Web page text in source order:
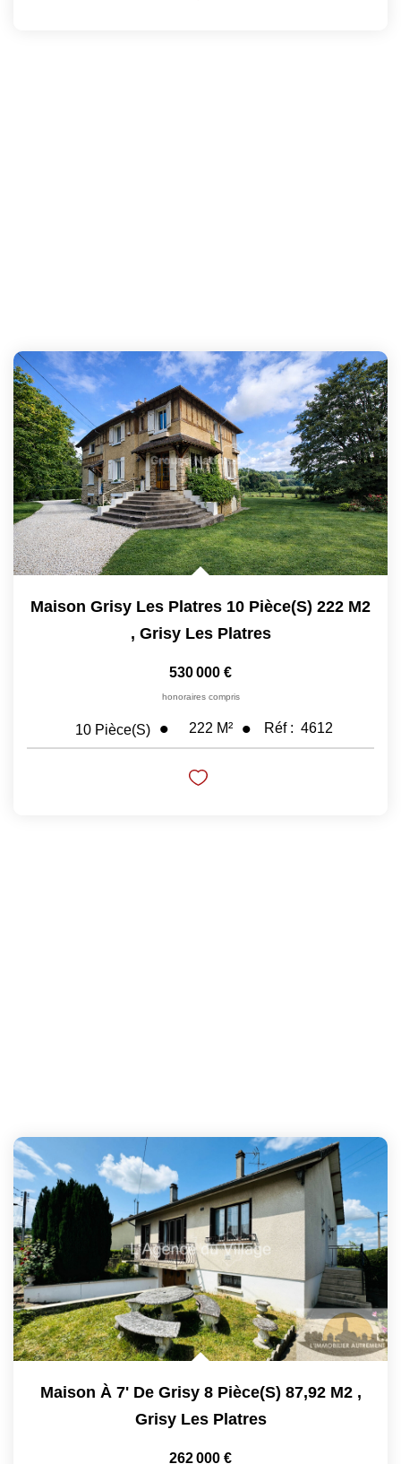
Maison Grisy Les Platres 10 Pièce(s) 222 M2
, Grisy Les Platres
530 000 €
honoraires compris
10 Pièce(s) 222 M² Réf : 4612
Maison À 7' De Grisy 8 Pièce(s) 87,92 M2 ,
Grisy Les Platres
262 000 €